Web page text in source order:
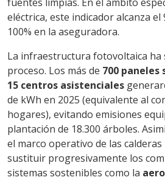
eléctrica, este indicador alcanza el
100% en la aseguradora.
La infraestructura fotovoltaica ha
proceso. Los más de 700 paneles
15 centros asistenciales
de kWh en 2025 (equivalente al
hogares), evitando emisiones
plantación de 18.300 árboles.
el marco operativo de las
sustituir progresivamente los
sistemas sostenibles como la